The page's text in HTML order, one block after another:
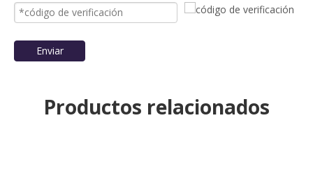
Enviar
Productos relacionados